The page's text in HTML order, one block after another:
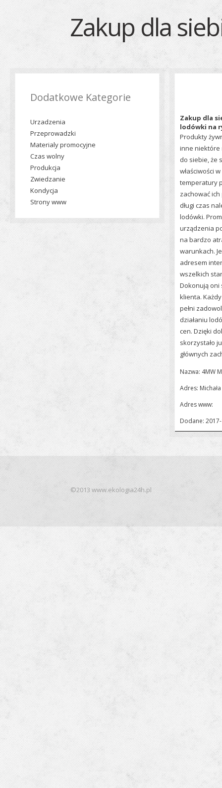
Zakup dla
Dodatkowe Kategorie
Urzadzenia
Przeprowadzki
Materialy promocyjne
Czas wolny
Produkcja
Zwiedzanie
Kondycja
Strony www
Zakup dla
lodówki na
Produkty
inne niektóre
do siebie, że
właściwości
temperatury
zachować
długi czas
lodówki.
urządzenia
na bardzo
warunkach.
adresem
wszelkich
Dokonują oni
klienta.
pełni
działaniu
cen. Dzięki
skorzystało
głównych
Nazwa: 4MW
Adres:
Adres www:
Dodane:
©2013 www.ekologia24h.pl